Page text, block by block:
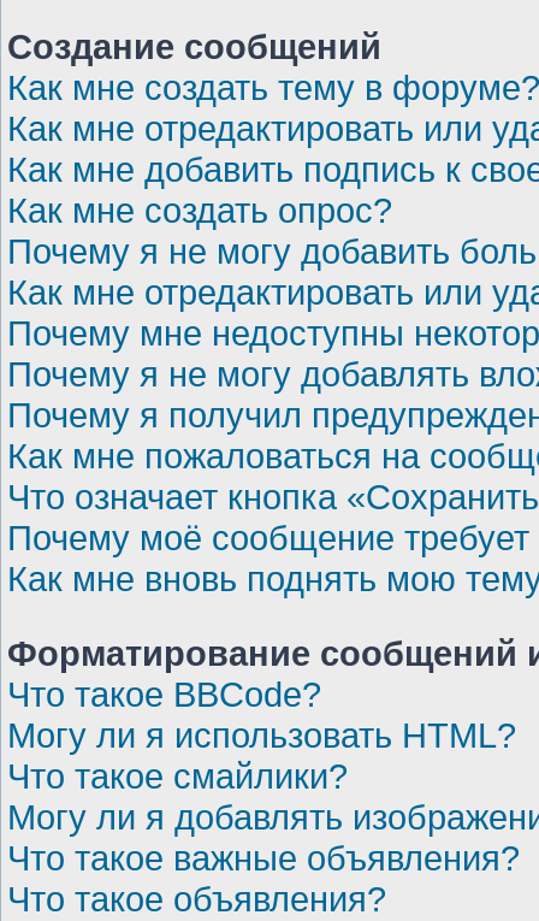
Создание сообщений
Как мне создать тему в форуме?
Как мне отредактировать или
Как мне добавить подпись к
Как мне создать опрос?
Почему я не могу добавить
Как мне отредактировать или
Почему мне недоступны
Почему я не могу добавлять
Почему я получил
Как мне пожаловаться на
Что означает кнопка
Почему моё сообщение
Как мне вновь поднять мою
Форматирование сообщений
Что такое BBCode?
Могу ли я использовать HTML?
Что такое смайлики?
Могу ли я добавлять
Что такое важные объявления?
Что такое объявления?